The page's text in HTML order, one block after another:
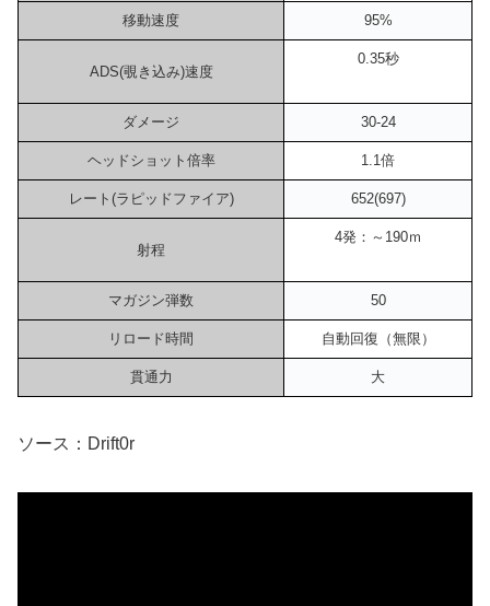
移動速度 95%
ADS(覗き込み)速度
0.35秒
ダメージ 30-24
ヘッドショット倍率 1.1倍
レート(ラピッドファイア) 652(697)
射程
4発：～190ｍ
マガジン弾数 50
リロード時間 自動回復（無限）
貫通力 大
ソース：Drift0r